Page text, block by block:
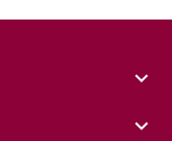

